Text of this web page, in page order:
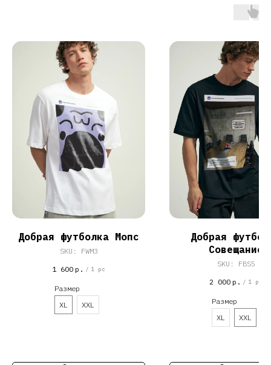
Добрая футболка Мопс
SKU: FWM3
1 600 р. / 1 pc
Размер
XL
XXL
Добрая
Совещание
SKU: FBS5
2 000 р. / 1 pc
Размер
XL
XXL